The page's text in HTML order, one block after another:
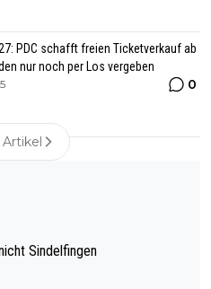
PDC schafft freien Ticketverkauf ab
nur noch per Los vergeben
0
Sindelfingen